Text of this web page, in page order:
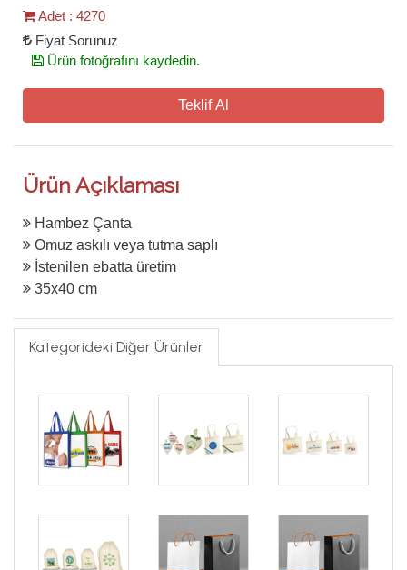
Adet : 4270
Fiyat Sorunuz
Ürün fotoğrafını kaydedin.
Teklif Al
Ürün Açıklaması
Hambez Çanta
Omuz askılı veya tutma saplı
İstenilen ebatta üretim
35x40 cm
Kategorideki Diğer Ürünler